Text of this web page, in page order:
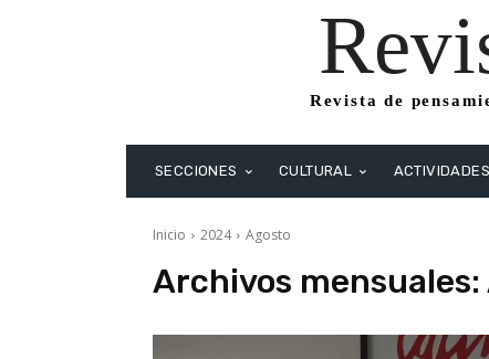
Revista de
SECCIONES CULTURAL ACTIVIDADES
Inicio 2024 Agosto
Archivos